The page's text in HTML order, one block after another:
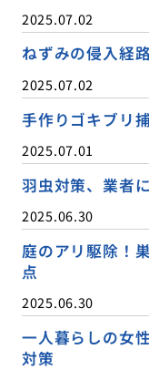
2025.07.02
ねずみの侵入経
2025.07.02
手作りゴキブリ
2025.07.01
羽虫対策、業者
2025.06.30
庭のアリ駆除！
点
2025.06.30
一人暮らしの女
対策